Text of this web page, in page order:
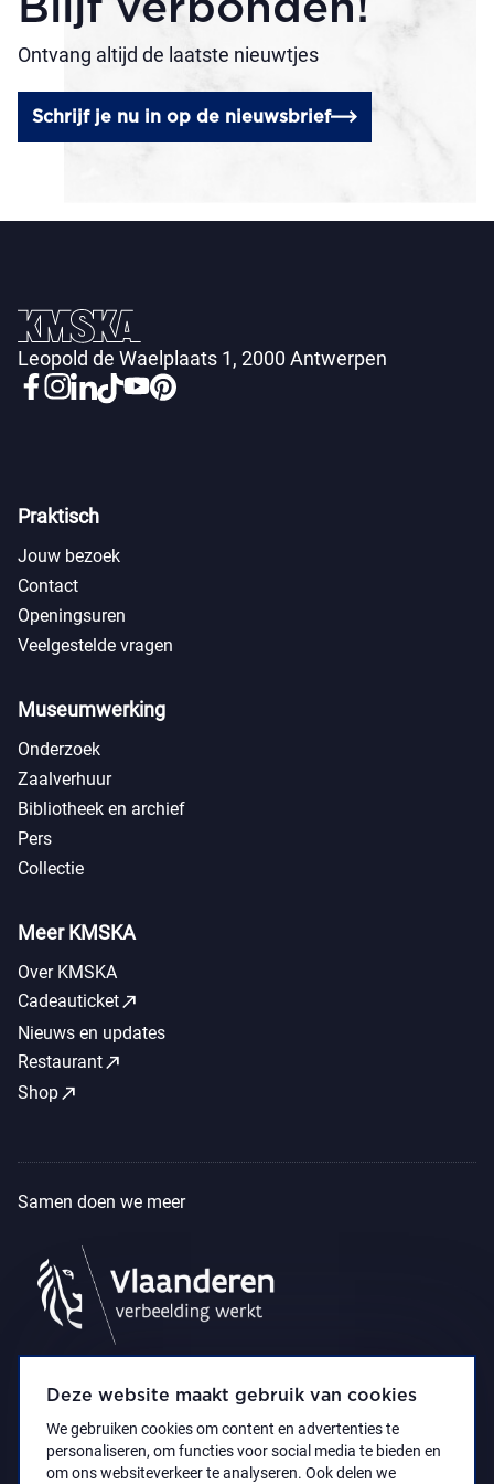
Deze website maakt gebruik van cookies
We gebruiken cookies om content en advertenties te
personaliseren, om functies voor social media te bieden en
om ons websiteverkeer te analyseren. Ook delen we
Ontvang altijd de laatste nieuwtjes
Schrijf je nu in op de nieuwsbrief
Leopold de Waelplaats 1, 2000 Antwerpen
Praktisch
Jouw bezoek
Contact
Openingsuren
Veelgestelde vragen
Museumwerking
Onderzoek
Zaalverhuur
Bibliotheek en archief
Pers
Collectie
Meer KMSKA
Over KMSKA
Cadeauticketcall_made
Nieuws en updates
Restaurantcall_made
Shopcall_made
Samen doen we meer